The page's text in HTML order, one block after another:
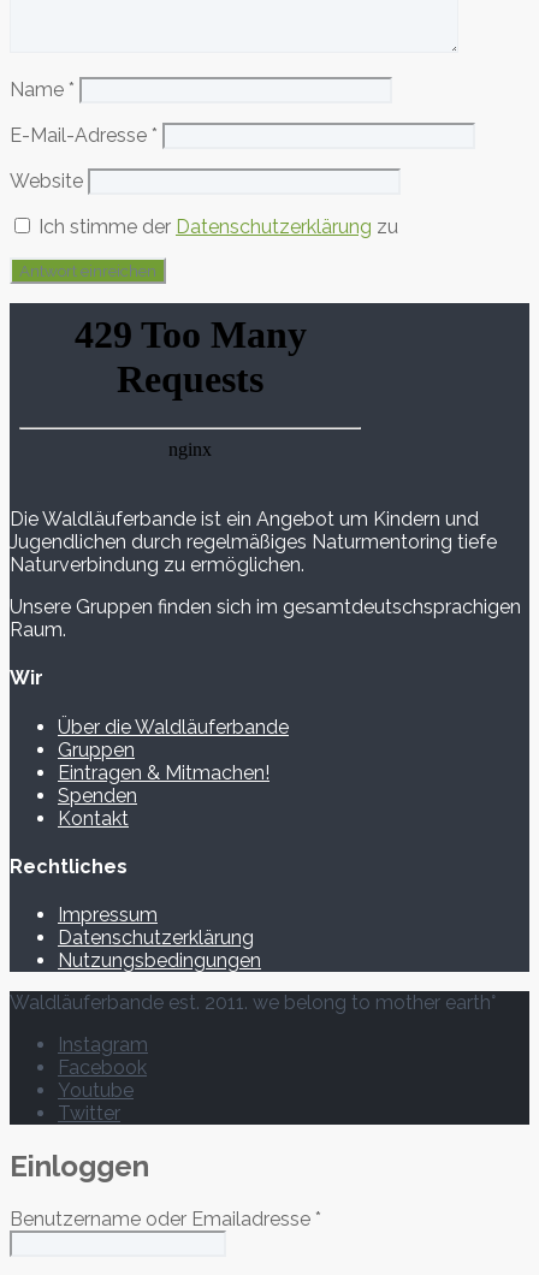
Name *
E-Mail-Adresse *
Website
Ich stimme der Datenschutzerklärung zu
Die Waldläuferbande ist ein Angebot um Kindern und
Jugendlichen durch regelmäßiges Naturmentoring tiefe
Naturverbindung zu ermöglichen.
Unsere Gruppen finden sich im gesamtdeutschsprachigen
Raum.
Wir
Über die Waldläuferbande
Gruppen
Eintragen & Mitmachen!
Spenden
Kontakt
Rechtliches
Impressum
Datenschutzerklärung
Nutzungsbedingungen
Waldläuferbande est. 2011. we belong to mother earth°
Instagram
Facebook
Youtube
Twitter
Einloggen
Benutzername oder Emailadresse *